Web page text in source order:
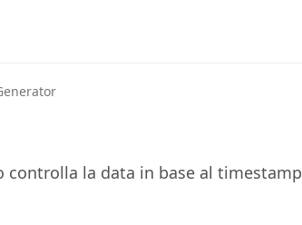
controlla la data in base al timestamp